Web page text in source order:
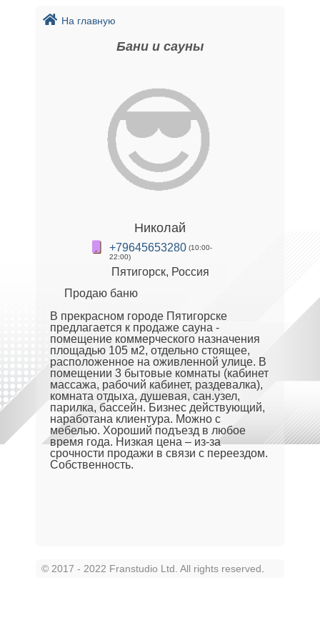
На главную
Бани и сауны
Николай
+79645653280 (10:00-
22:00)
Пятигорск, Россия
Продаю баню
В прекрасном городе Пятигорске
предлагается к продаже сауна -
помещение коммерческого назначения
площадью 105 м2, отдельно стоящее,
расположенное на оживленной улице. В
помещении 3 бытовые комнаты (кабинет
массажа, рабочий кабинет, раздевалка),
комната отдыха, душевая, сан.узел,
парилка, бассейн. Бизнес действующий,
наработана клиентура. Можно с
мебелью. Хороший подъезд в любое
время года. Низкая цена – из-за
срочности продажи в связи с переездом.
Собственность.
© 2017 - 2022 Franstudio Ltd. All rights reserved